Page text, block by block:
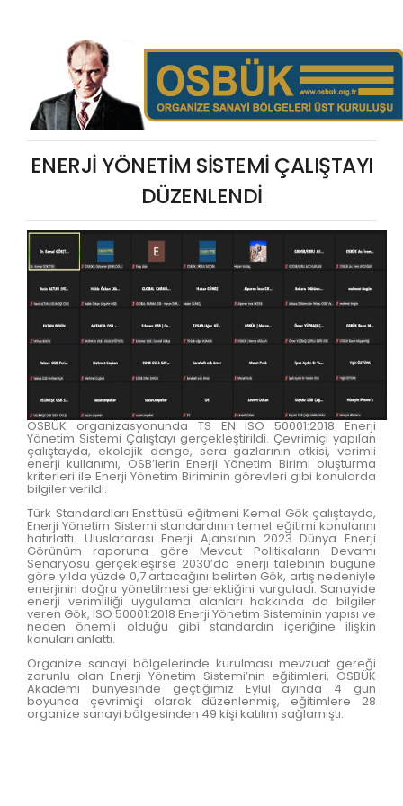
ENERJİ YÖNETİM SİSTEMİ ÇALIŞTAYI
DÜZENLENDİ
OSBÜK organizasyonunda TS EN ISO 50001:2018 Enerji
Yönetim Sistemi Çalıştayı gerçekleştirildi. Çevrimiçi yapılan
çalıştayda, ekolojik denge, sera gazlarının etkisi, verimli
enerji kullanımı, OSB’lerin Enerji Yönetim Birimi oluşturma
kriterleri ile Enerji Yönetim Biriminin görevleri gibi konularda
bilgiler verildi.
Türk Standardları Enstitüsü eğitmeni Kemal Gök çalıştayda,
Enerji Yönetim Sistemi standardının temel eğitimi konularını
hatırlattı. Uluslararası Enerji Ajansı’nın 2023 Dünya Enerji
Görünüm raporuna göre Mevcut Politikaların Devamı
Senaryosu gerçekleşirse 2030’da enerji talebinin bugüne
göre yılda yüzde 0,7 artacağını belirten Gök, artış nedeniyle
enerjinin doğru yönetilmesi gerektiğini vurguladı. Sanayide
enerji verimliliği uygulama alanları hakkında da bilgiler
veren Gök, ISO 50001:2018 Enerji Yönetim Sisteminin yapısı ve
neden önemli olduğu gibi standardın içeriğine ilişkin
konuları anlattı.
Organize sanayi bölgelerinde kurulması mevzuat gereği
zorunlu olan Enerji Yönetim Sistemi’nin eğitimleri, OSBÜK
Akademi bünyesinde geçtiğimiz Eylül ayında 4 gün
boyunca çevrimiçi olarak düzenlenmiş, eğitimlere 28
organize sanayi bölgesinden 49 kişi katılım sağlamıştı.